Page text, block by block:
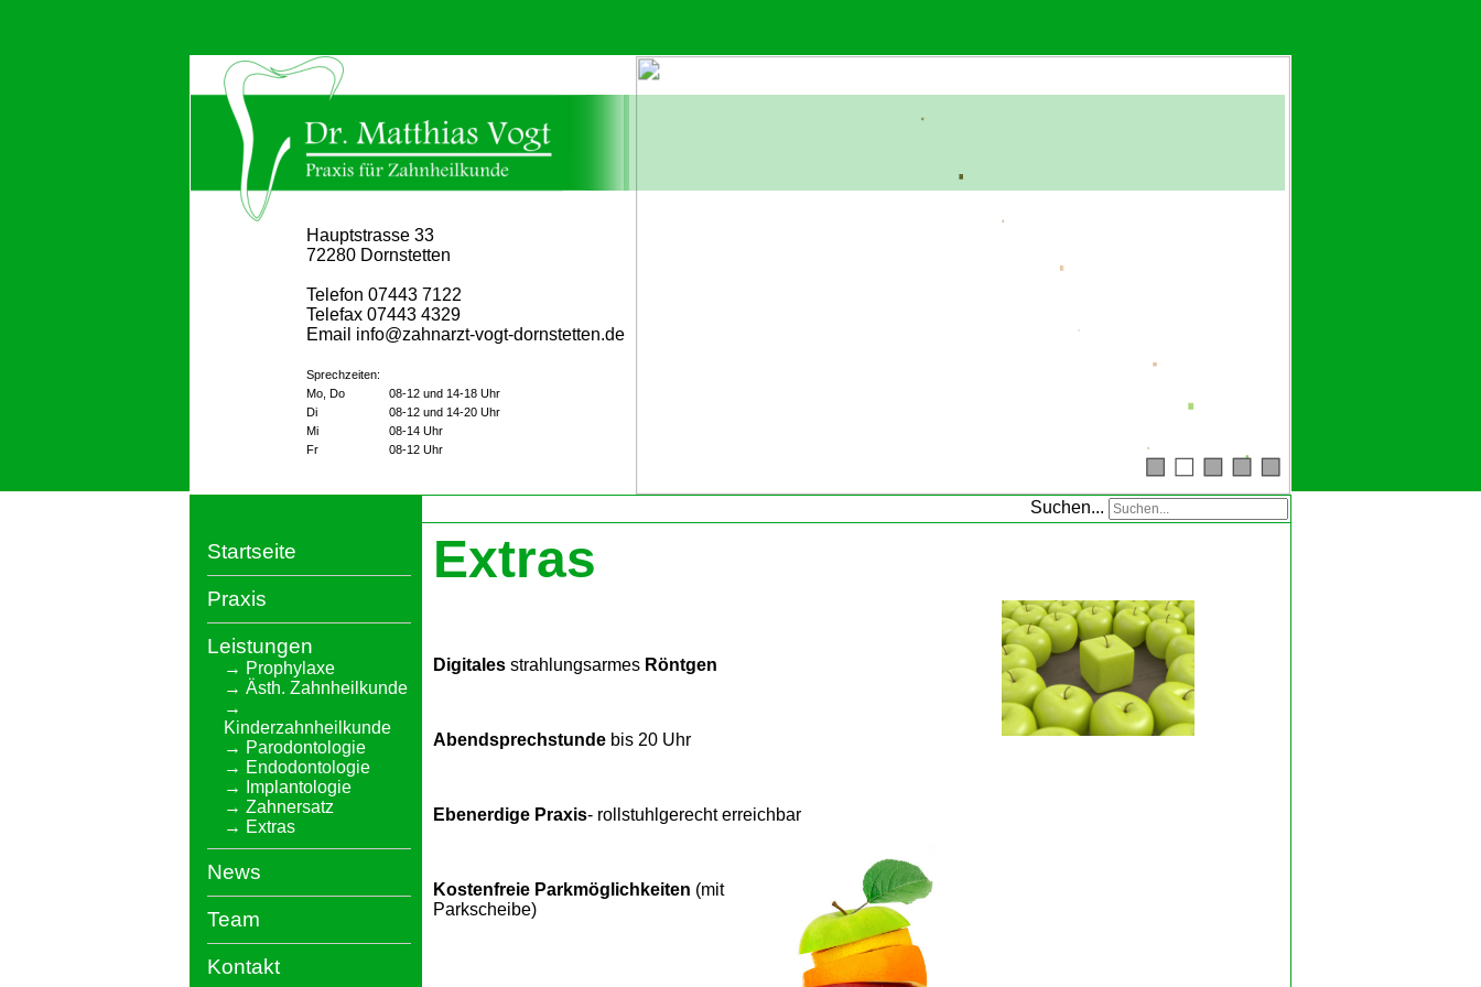
Hauptstrasse 33
72280 Dornstetten
Telefon 07443 7122
Telefax 07443 4329
Email info@zahnarzt-vogt-dornstetten.de
Sprechzeiten:
Mo, Do
08-12 und 14-18 Uhr
Di
08-12 und 14-20 Uhr
Mi
08-14 Uhr
Fr
08-12 Uhr
Startseite
Praxis
Leistungen
Prophylaxe
Ästh. Zahnheilkunde
Kinderzahnheilkunde
Parodontologie
Endodontologie
Implantologie
Zahnersatz
Extras
News
Team
Kontakt
Suchen...
Extras
Digitales strahlungsarmes Röntgen
Abendsprechstunde bis 20 Uhr
Ebenerdige Praxis- rollstuhlgerecht erreichbar
Kostenfreie Parkmöglichkeiten (mit
Parkscheibe)